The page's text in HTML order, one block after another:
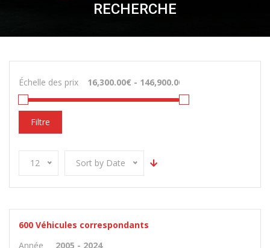
RECHERCHE
Échelle des prix
Filtre
12 Sort by Date
600 Véhicules correspondants
Année